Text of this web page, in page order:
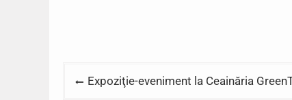
PostExpoziţie-eveniment la Ceainăria